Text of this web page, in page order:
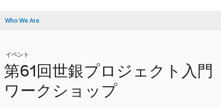
Who We Are
イベント
第61回世銀プロジェクト入門
ワークショップ